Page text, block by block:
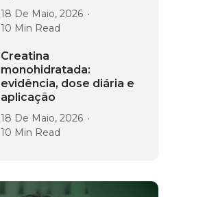
18 De Maio, 2026
10 Min Read
Creatina
monohidratada:
evidência, dose diária e
aplicação
18 De Maio, 2026
10 Min Read